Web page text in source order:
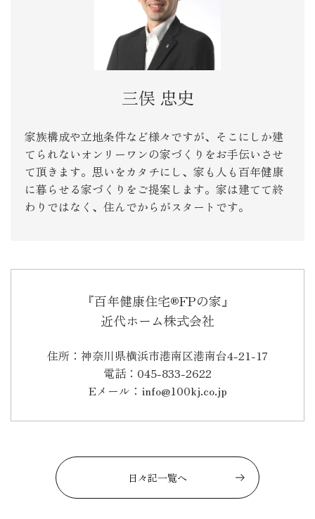
三俣 忠史
家族構成や立地条件など様々ですが、そこにしか建
てられないオンリーワンの家づくりをお手伝いさせ
て頂きます。思いをカタチにし、家も人も百年健康
に暮らせる家づくりをご提案します。家は建てて終
わりではなく、住んでからがスタートです。
『百年健康住宅®FPの家』
近代ホーム株式会社
住所：神奈川県横浜市港南区港南台4-21-17
電話：045-833-2622
Eメール：info@100kj.co.jp
日々記一覧へ